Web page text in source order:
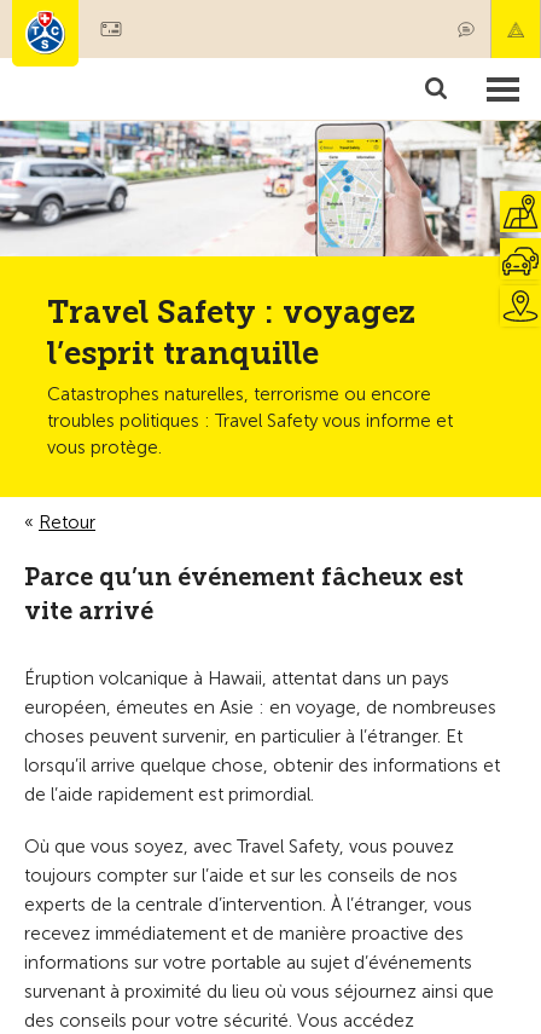
Membres & prestations
Tests, sécurité & santé
Travel Safety : voyagez
l’esprit tranquille
Catastrophes naturelles, terrorisme ou encore
troubles politiques : Travel Safety vous informe et
vous protège.
Retour
Parce qu’un événement fâcheux est
vite arrivé
Éruption volcanique à Hawaii, attentat dans un pays
européen, émeutes en Asie : en voyage, de nombreuses
choses peuvent survenir, en particulier à l’étranger. Et
lorsqu’il arrive quelque chose, obtenir des informations et
de l’aide rapidement est primordial.
Où que vous soyez, avec Travel Safety, vous pouvez
toujours compter sur l’aide et sur les conseils de nos
experts de la centrale d’intervention. À l’étranger, vous
recevez immédiatement et de manière proactive des
informations sur votre portable au sujet d’événements
survenant à proximité du lieu où vous séjournez ainsi que
des conseils pour votre sécurité. Vous accédez